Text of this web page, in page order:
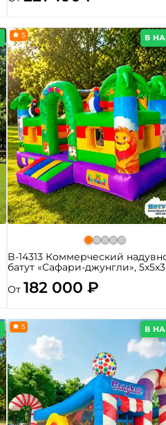
В
5
B-14313 Коммерческий
батут «Сафари-джунгли»,
От 182 000 ₽
В
5